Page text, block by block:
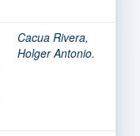
Cacua Rivera,
Holger Antonio.